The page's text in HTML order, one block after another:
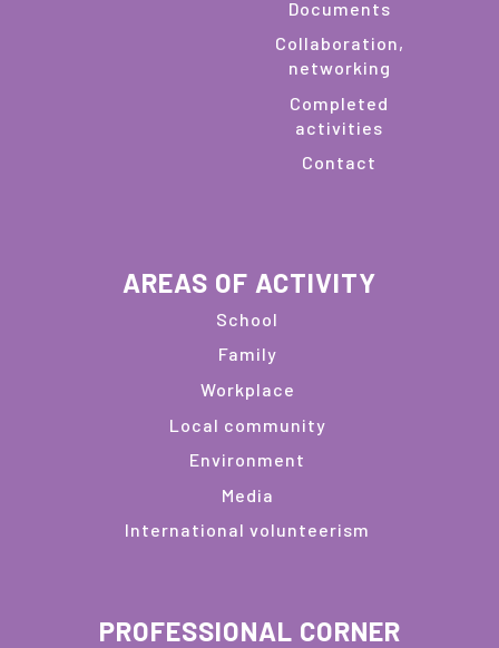
Documents
Collaboration,
networking
Completed
activities
Contact
AREAS OF ACTIVITY
School
Family
Workplace
Local community
Environment
Media
International volunteerism
PROFESSIONAL CORNER